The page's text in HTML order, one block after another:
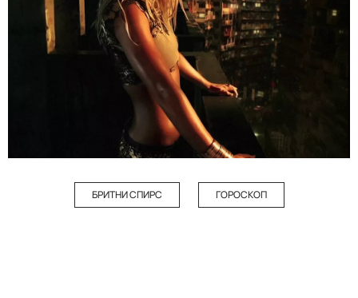
БРИТНИ СПИРС ГОРОСКОП